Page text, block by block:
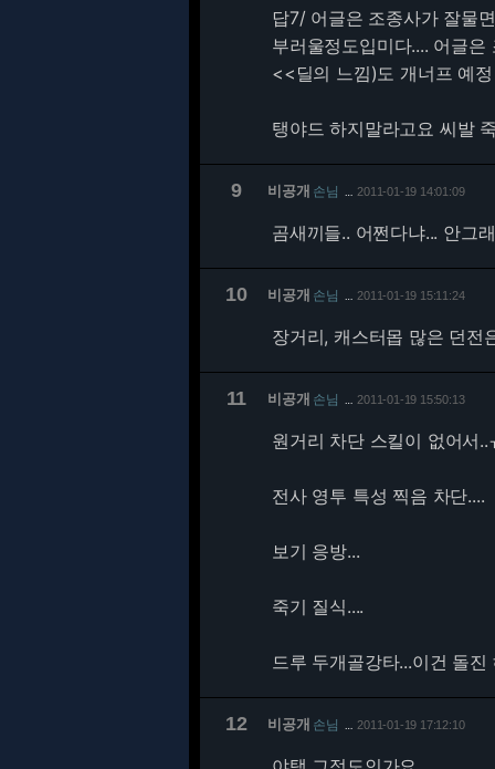
답7/ 어글은 조종사가 잘물
부러울정도입미다.... 어글
<<딜의 느낌)도 개너프 예
탱야드 하지말라고요 씨발
9 비공개 손님 2011-01-19 14:01:09
곰새끼들.. 어쩐다냐... 안그
10 비공개 손님 2011-01-19 15:11:24
장거리, 캐스터몹 많은 던전
11 비공개 손님 2011-01-19 15:50:13
원거리 차단 스킬이 없어서..
전사 영투 특성 찍음 차단....
보기 응방...
죽기 질식....
드루 두개골강타...이건 돌진
12 비공개 손님 2011-01-19 17:12:10